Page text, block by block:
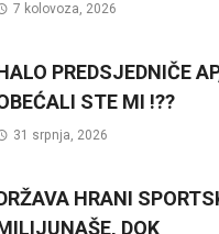
7 kolovoza, 2026
PREDSJEDNIČE
STE MI !??
31 srpnja, 2026
HRANI
DOK